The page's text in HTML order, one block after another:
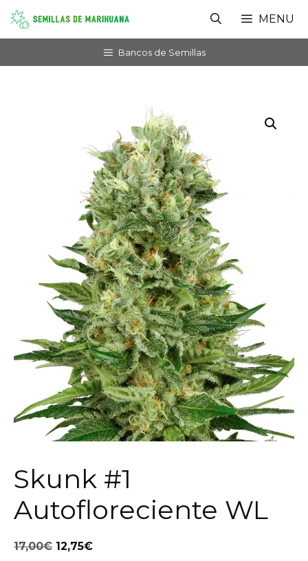
Saltar
contenido
MENU
Bancos de Semillas
Skunk #1
Autofloreciente WL
17,00€
precio
12,75€
precio